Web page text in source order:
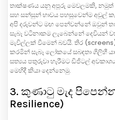
තාක්ෂණය යනු අපූරු මෙවලමකි,
සහ සන්සුන් භාවය පහසුවෙන්ම අවුල්
අපි දරුවන්ට මඟ පෙන්වන්නේ ඔවුන්
සැබෑ වටිනාකම ලැබෙන්නේ දෙවියන්
මැවිල්ලක් වීමෙන් බවයි. තිර
කරමින් සැබෑ ලෝකයේ සබඳතා ගිලිහී
සත්‍යය පතුරුවා හැරීමට ඩිජිටල්
මෙහිදී කියා දෙන්නෙමු.
3. කුණාටු මැද පිපෙන්න
Resilience)